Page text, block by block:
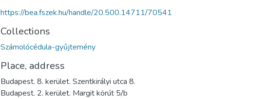
https://bea.fszek.hu/handle/20.500.14711/70541
Collections
Számolócédula-gyűjtemény
Place, address
Budapest. 8. kerület. Szentkirályi utca 8.
Budapest. 2. kerület. Margit körút 5/b